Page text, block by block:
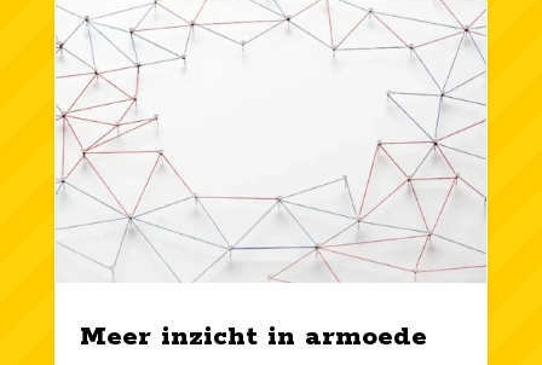
Meer inzicht in armoede